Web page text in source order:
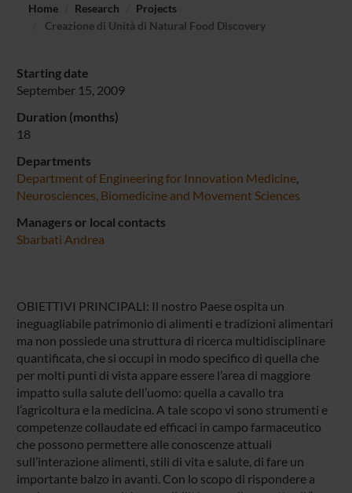
Home Research
Projects
Creazione di Unità di Natural Food Discovery
Starting date
September 15, 2009
Duration (months)
18
Departments
Department of Engineering for Innovation Medicine,
Neurosciences, Biomedicine and Movement Sciences
Managers or local contacts
Sbarbati Andrea
OBIETTIVI PRINCIPALI: Il nostro Paese ospita un
ineguagliabile patrimonio di alimenti e tradizioni alimentari
ma non possiede una struttura di ricerca multidisciplinare
quantificata, che si occupi in modo specifico di quella che
per molti punti di vista appare essere l’area di maggiore
impatto sulla salute dell’uomo: quella a cavallo tra
l’agricoltura e la medicina. A tale scopo vi sono strumenti e
competenze collaudate ed efficaci in campo farmaceutico
che possono permettere alle conoscenze attuali
sull’interazione alimenti, stili di vita e salute, di fare un
importante balzo in avanti. Con lo scopo di rispondere a